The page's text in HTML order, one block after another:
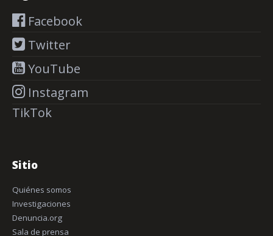
Facebook
Twitter
YouTube
Instagram
TikTok
Sitio
Quiénes somos
Investigaciones
Denuncia.org
Sala de prensa